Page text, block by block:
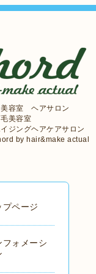
容室 ヘアサロン
美容室
ジングヘアケアサロン
by hair&make actual
プページ
フォメーシ